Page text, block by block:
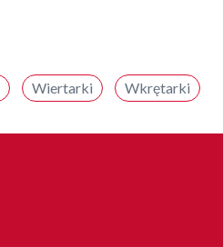
Wiertarki Wkrętarki